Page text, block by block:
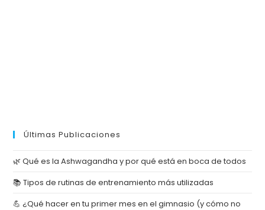
Últimas Publicaciones
🌿 Qué es la Ashwagandha y por qué está en boca de todos
📚 Tipos de rutinas de entrenamiento más utilizadas
💪 ¿Qué hacer en tu primer mes en el gimnasio (y cómo no